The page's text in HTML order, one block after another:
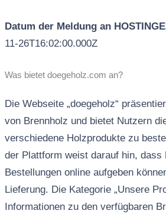
Datum der Meldung an
11-26T16:02:00.000Z
Was bietet doegeholz.com an?
Die Webseite „doegeholz“
von Brennholz und bietet Nutzern
verschiedene Holzprodukte zu
der Plattform weist darauf hin, dass
Bestellungen online aufgeben
Lieferung. Die Kategorie „Unsere
Informationen zu den verfügbaren